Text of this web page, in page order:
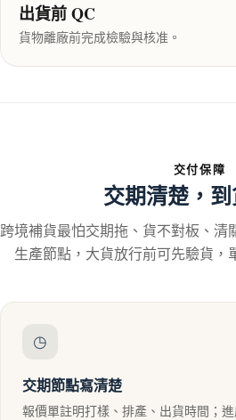
出貨前 QC
貨物離廠前完成檢驗與核准。
交付保障
交期清楚，
跨境補貨最怕交期拖、貨不對板、清
生產節點，大貨放行前可先驗貨，
◷
交期節點寫清楚
報價單註明打樣、排產、出貨時間；